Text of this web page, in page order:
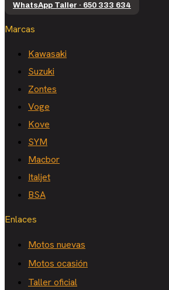
WhatsApp Taller · 650 333 634
Marcas
Kawasaki
Suzuki
Zontes
Voge
Kove
SYM
Macbor
Italjet
BSA
Enlaces
Motos nuevas
Motos ocasión
Taller oficial